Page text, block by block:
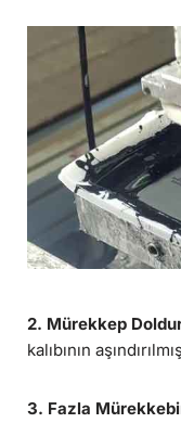
2. Mürekkep
kalıbının
3. Fazla